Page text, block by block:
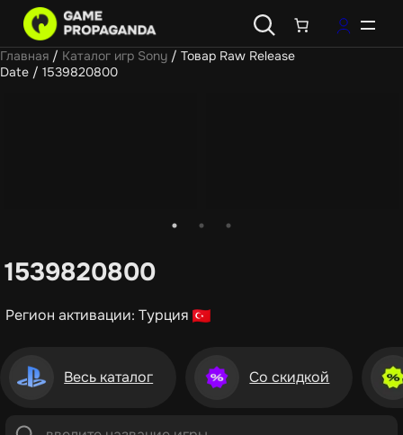
Главная / Каталог игр Sony / Товар Raw Release
Date / 1539820800
1539820800
Регион активации: Турция
Весь каталог Со скидкой